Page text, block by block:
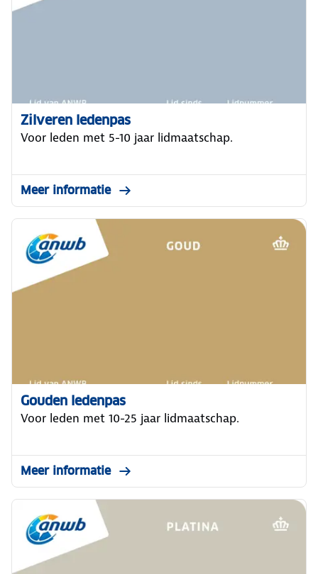
Zilveren ledenpas
Voor leden met 5-10 jaar lidmaatschap.
Meer informatie
Gouden ledenpas
Voor leden met 10-25 jaar lidmaatschap.
Meer informatie